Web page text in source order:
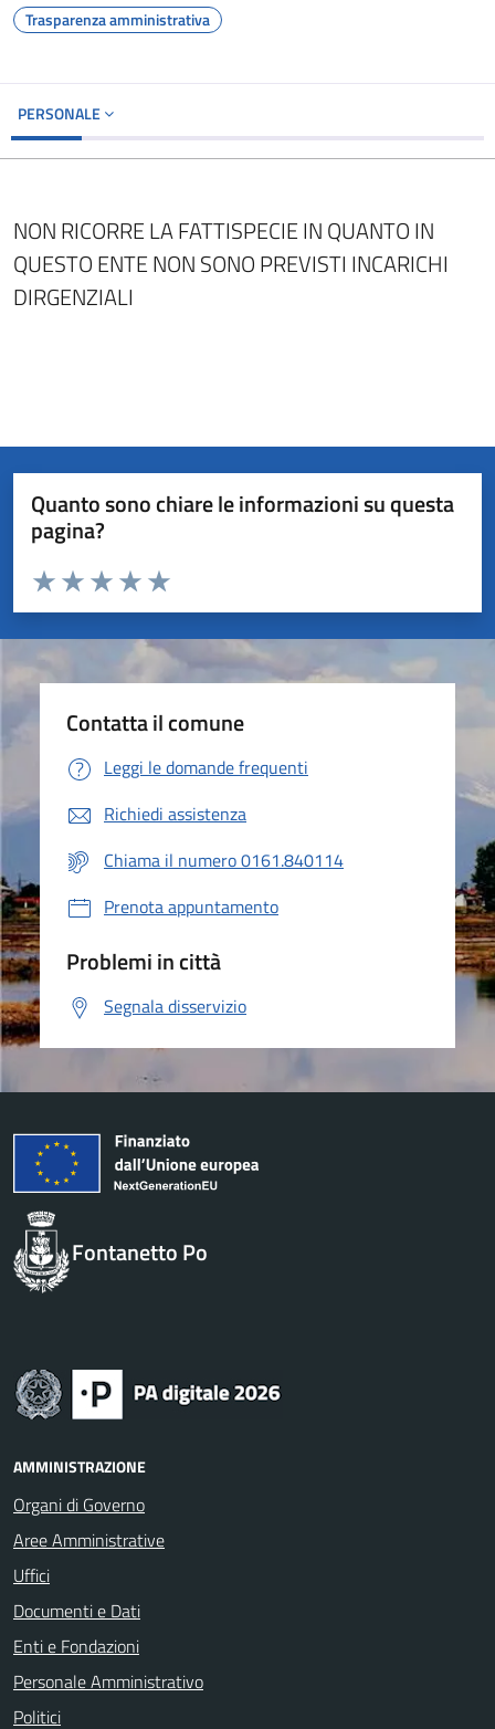
Trasparenza amministrativa
PERSONALE
NON RICORRE LA FATTISPECIE IN QUANTO IN
QUESTO ENTE NON SONO PREVISTI INCARICHI
DIRGENZIALI
Quanto sono chiare le informazioni su questa
pagina?
Valuta da 1 a 5 stelle la pagina
Valuta 5 stelle su 5
Valuta 4 stelle su 5
Valuta 3 stelle su 5
Valuta 2 stelle su 5
Valuta 1 stelle su 5
Contatta il comune
Leggi le domande frequenti
Richiedi assistenza
Chiama il numero 0161.840114
Prenota appuntamento
Problemi in città
Segnala disservizio
Fontanetto Po
AMMINISTRAZIONE
Organi di Governo
Aree Amministrative
Uffici
Documenti e Dati
Enti e Fondazioni
Personale Amministrativo
Politici